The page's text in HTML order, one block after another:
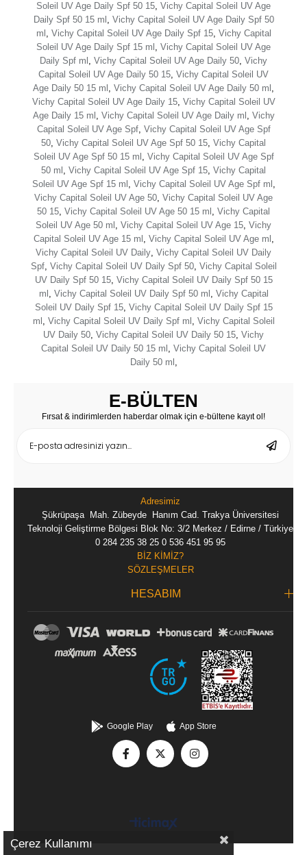
Soleil UV Age Daily Spf 50 15, Vichy Capital Soleil UV Age
Daily Spf 50 15 ml , Vichy Capital Soleil UV Age Daily Spf 50
ml , Vichy Capital Soleil UV Age Daily Spf 15, Vichy Capital
Soleil UV Age Daily Spf 15 ml , Vichy Capital Soleil UV Age
Daily Spf ml , Vichy Capital Soleil UV Age Daily 50, Vichy
Capital Soleil UV Age Daily 50 15, Vichy Capital Soleil UV
Age Daily 50 15 ml , Vichy Capital Soleil UV Age Daily 50 ml ,
Vichy Capital Soleil UV Age Daily 15, Vichy Capital Soleil UV
Age Daily 15 ml , Vichy Capital Soleil UV Age Daily ml , Vichy
Capital Soleil UV Age Spf, Vichy Capital Soleil UV Age Spf
50, Vichy Capital Soleil UV Age Spf 50 15, Vichy Capital
Soleil UV Age Spf 50 15 ml , Vichy Capital Soleil UV Age Spf
50 ml , Vichy Capital Soleil UV Age Spf 15, Vichy Capital
Soleil UV Age Spf 15 ml , Vichy Capital Soleil UV Age Spf ml ,
Vichy Capital Soleil UV Age 50, Vichy Capital Soleil UV Age
50 15, Vichy Capital Soleil UV Age 50 15 ml , Vichy Capital
Soleil UV Age 50 ml , Vichy Capital Soleil UV Age 15, Vichy
Capital Soleil UV Age 15 ml , Vichy Capital Soleil UV Age ml ,
Vichy Capital Soleil UV Daily, Vichy Capital Soleil UV Daily
Spf, Vichy Capital Soleil UV Daily Spf 50, Vichy Capital Soleil
UV Daily Spf 50 15, Vichy Capital Soleil UV Daily Spf 50 15
ml , Vichy Capital Soleil UV Daily Spf 50 ml , Vichy Capital
Soleil UV Daily Spf 15, Vichy Capital Soleil UV Daily Spf 15
ml , Vichy Capital Soleil UV Daily Spf ml , Vichy Capital Soleil
UV Daily 50, Vichy Capital Soleil UV Daily 50 15, Vichy
Capital Soleil UV Daily 50 15 ml , Vichy Capital Soleil UV
Daily 50 ml ,
E-BÜLTEN
Fırsat & indirimlerden haberdar olmak için e-bültene kayıt ol!
Adresimiz
Şükrüpaşa Mah. Zübeyde Hanım Cad. Trakya Üniversitesi
Teknoloji Geliştirme Bölgesi Blok No: 3/2 Merkez / Edirne / Türkiye
0 284 235 38 25 0 536 451 95 95
BİZ KİMİZ?
SÖZLEŞMELER
HESABIM
Google Play App Store
Çerez Kullanımı